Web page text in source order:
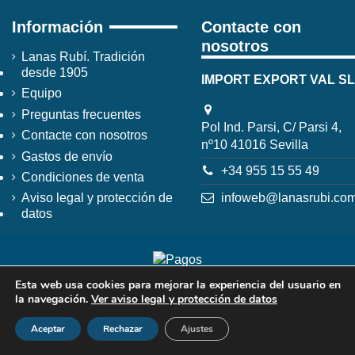
Información
Lanas Rubí. Tradición
desde 1905
Equipo
Preguntas frecuentes
Contacte con nosotros
Gastos de envío
Condiciones de venta
Aviso legal y protección de
datos
Contacte con
nosotros
IMPORT EXPORT VAL SL
Pol Ind. Parsi, C/ Parsi 4,
nº10 41016 Sevilla
+34 955 15 55 49
Esta web usa cookies para mejorar la experiencia del usuario en
la navegación. Ver aviso legal y protección de datos
Aceptar Rechazar Ajustes